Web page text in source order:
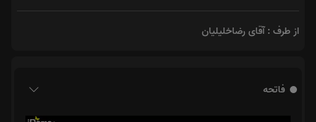
از طرف : آقای رضاخلیلیان
فاتحه